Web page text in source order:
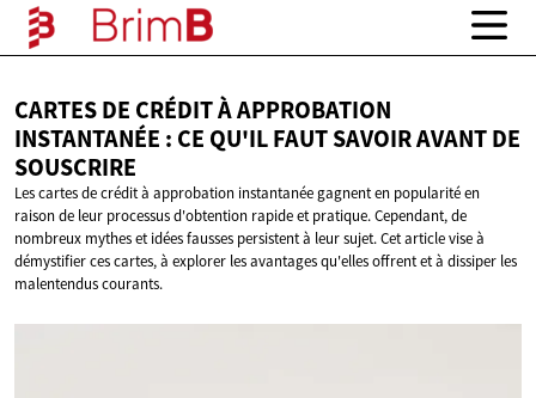
CARTES DE CRÉDIT À APPROBATION
INSTANTANÉE : CE QU'IL FAUT SAVOIR AVANTDE
SOUSCRIRE
Les cartes de crédit à approbation instantanée gagnent en popularité en
raison de leur processus d'obtention rapide et pratique. Cependant, de
nombreux mythes et idées fausses persistent à leur sujet. Cet article vise à
démystifier ces cartes, à explorer les avantages qu'elles offrent et à dissiper les
malentendus courants.